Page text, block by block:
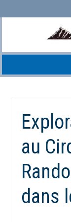
au
au
dans